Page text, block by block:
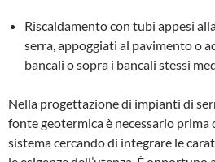
Riscaldamento con tubi appesi
serra, appoggiati al pa­vimento o
ban­cali o sopra i bancali stessi
Nella progettazione di impianti di
fonte geotermica è ne­cessario
siste­ma cercando di integrare le